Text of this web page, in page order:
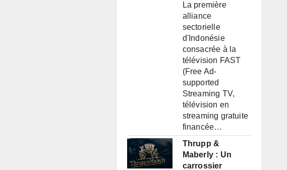
La première
alliance
sectorielle
d'Indonésie
consacrée à la
télévision FAST
(Free Ad-
supported
Streaming TV,
télévision en
streaming gratuite
financée…
Thrupp &
Maberly : Un
carrossier